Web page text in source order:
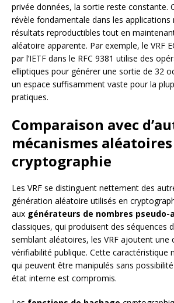
privée données, la sortie reste constante.
révèle fondamentale dans les applications
résultats reproductibles tout en
aléatoire apparente. Par exemple, le VRF
par l’IETF dans le RFC 9381 utilise des
elliptiques pour générer une sortie de 32
un espace suffisamment vaste pour la
pratiques.
Comparaison avec
mécanismes
cryptographie
Les VRF se distinguent nettement des
génération aléatoire utilisés en
aux générateurs de nombres pseudo-
classiques, qui produisent des séquences
semblant aléatoires, les VRF ajoutent une
vérifiabilité publique. Cette caractéristique
qui peuvent être manipulés sans
état interne est compromis.